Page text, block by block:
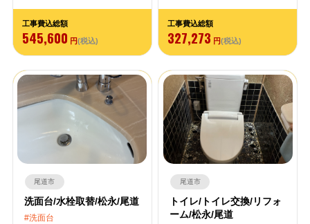
工事費込総額
545,600 円(税込)
工事費込総額
327,273 円(税込)
尾道市
洗面台/水栓取替/松永/尾道
洗面台
尾道市
トイレ/トイレ交換/リフォ
ーム/松永/尾道